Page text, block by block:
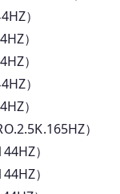
）
）
）
）
）
）
）
）